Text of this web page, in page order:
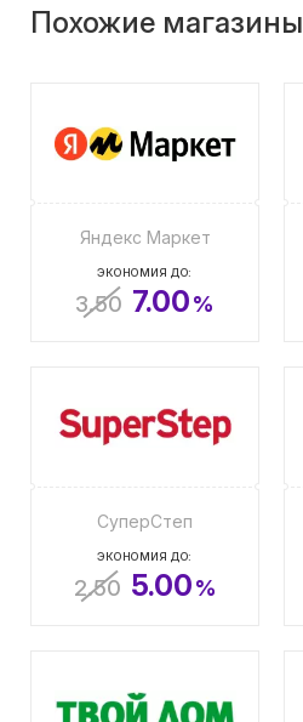
Похожие магазины
Яндекс Маркет
ЭКОНОМИЯ ДО:
3.50 7.00%
СуперСтеп
ЭКОНОМИЯ ДО:
2.50 5.00%